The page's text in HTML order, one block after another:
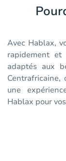
Avec Hablax,
rapidement
adaptés aux
une
Hablax pour